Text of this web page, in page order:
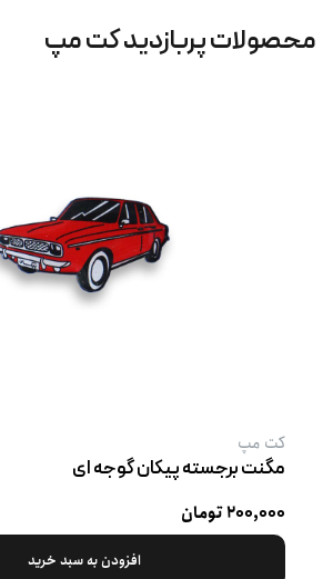
محصولات پربازدید کت‌ مپ
کت‌ مپ
مگنت برجسته پیکان گوجه ‌ای
۲۰۰,۰۰۰ تومان
افزودن به سبد خرید